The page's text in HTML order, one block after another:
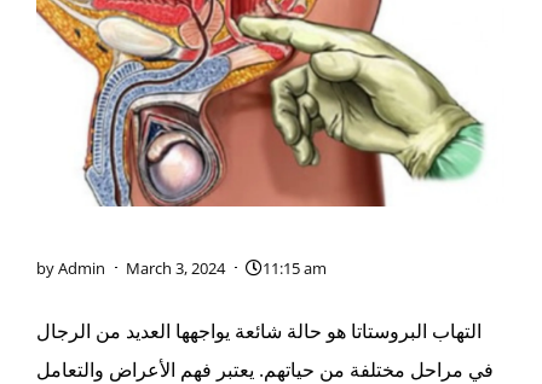
byAdmin March 3, 2024 11:15 am
التهاب البروستاتا هو حالة شائعة يواجهها العديد من الرجال
في مراحل مختلفة من حياتهم. يعتبر فهم الأعراض والتعامل